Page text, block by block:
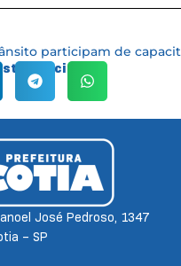
notícia:
José Pedroso, 1347
– SP